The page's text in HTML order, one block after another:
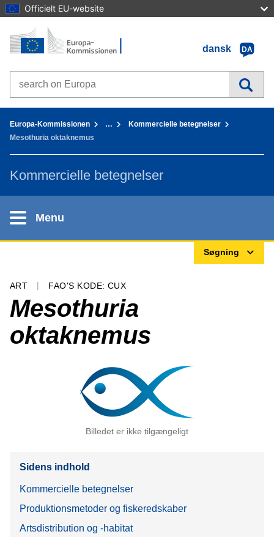
Officielt EU-website
Gå til indhold
Forside - Europa-Kommissionen
dansk
DA
Search on Europa websites
Europa-Kommissionen …
Kommercielle betegnelser
Mesothuria oktaknemus
Kommercielle betegnelser
Menu
Søgning
ART FAO'S KODE: CUX
Mesothuria
oktaknemus
Billedet er ikke tilgængeligt
Sidens indhold
Kommercielle betegnelser
Produktionsmetoder og fiskeredskaber
Artsdistribution og -habitat